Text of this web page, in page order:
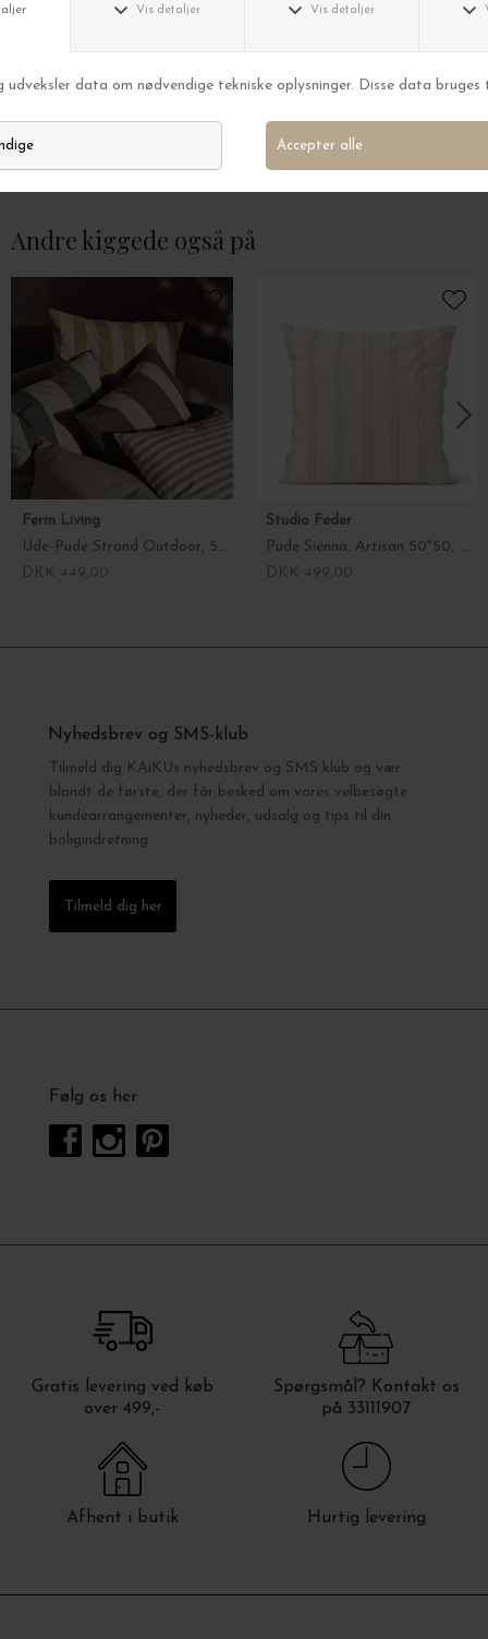
Pude Fold Patchwork, Coffee/Undyed 40*60
DKK 499,00
DKK 549,00
Andre kiggede også på
Ferm Living
Ude-Pude Strand Outdoor, 50*50 Fl. farver
Studio Feder
Pude Sienna, Artisan 50*50, Øko Bomuld
Nyhedsbrev og SMS-klub
Tilmeld dig KAiKUs nyhedsbrev og SMS klub og vær
blandt de første, der får besked om vores velbesøgte
kundearrangementer, nyheder, udsalg og tips til din
boligindretning.
Tilmeld dig her
Følg os her
Gratis levering ved køb
over 499,-
Spørgsmål? Kontakt os
på 33111907
Afhent i butik Hurtig levering